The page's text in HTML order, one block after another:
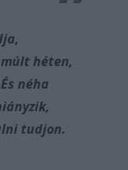
héten,
néha
tudjon.